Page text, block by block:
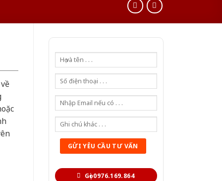
Gọi 0976.169.864